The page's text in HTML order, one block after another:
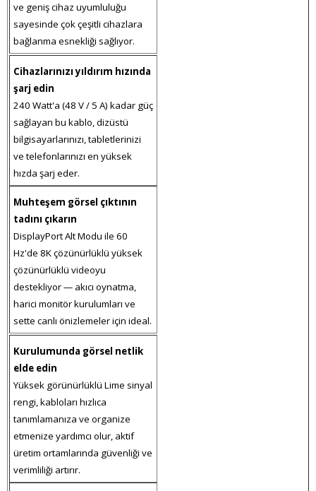
ve geniş cihaz uyumluluğu
sayesinde çok çeşitli cihazlara
bağlanma esnekliği sağlıyor.
Cihazlarınızı yıldırım hızında
şarj edin
240 Watt'a (48 V / 5 A) kadar güç
sağlayan bu kablo, dizüstü
bilgisayarlarınızı, tabletlerinizi
ve telefonlarınızı en yüksek
hızda şarj eder.
Muhteşem görsel çıktının
tadını çıkarın
DisplayPort Alt Modu ile 60
Hz'de 8K çözünürlüklü yüksek
çözünürlüklü videoyu
destekliyor — akıcı oynatma,
harici monitör kurulumları ve
sette canlı önizlemeler için ideal.
Kurulumunda görsel netlik
elde edin
Yüksek görünürlüklü Lime sinyal
rengi, kabloları hızlıca
tanımlamanıza ve organize
etmenize yardımcı olur, aktif
üretim ortamlarında güvenliği ve
verimliliği artırır.